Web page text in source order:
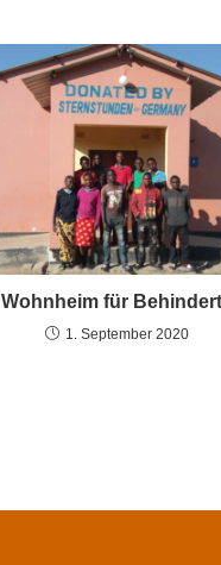
Wohnheim für
1. September 2020